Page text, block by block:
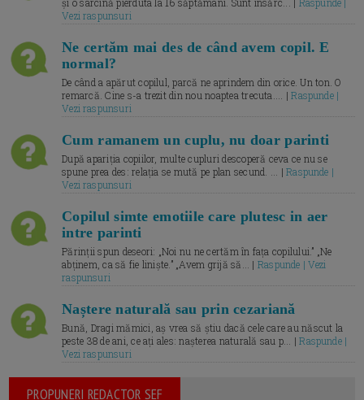
și o sarcină pierduta la 16 săptămâni. Sunt însărc... | Raspunde |
Vezi raspunsuri
Ne certăm mai des de când avem copil. E
normal?
De când a apărut copilul, parcă ne aprindem din orice. Un ton. O
remarcă. Cine s-a trezit din nou noaptea trecuta.... |Raspunde |
Vezi raspunsuri
Cum ramanem un cuplu, nu doar parinti
După apariția copiilor, multe cupluri descoperă ceva ce nu se
spune prea des: relația se mută pe plan secund. ... |Raspunde |
Vezi raspunsuri
Copilul simte emotiile care plutesc in aer
intre parinti
Părinții spun deseori: „Noi nu ne certăm în fața copilului.” „Ne
abținem, ca să fie liniște.” „Avem grijă să... | Raspunde | Vezi
raspunsuri
Naștere naturală sau prin cezariană
Bună, Dragi mămici, aș vrea să știu dacă cele care au născut la
peste 38 de ani, ce ați ales: nașterea naturală sau p... |Raspunde |
Vezi raspunsuri
PROPUNERI REDACTOR SEF